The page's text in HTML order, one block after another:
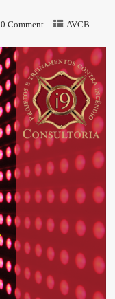
0 Comment AVCB